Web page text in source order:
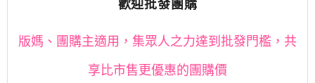
歡迎批發團購
版媽、團購主適用，集眾人之力達到批發門檻，共
享比市售更優惠的團購價